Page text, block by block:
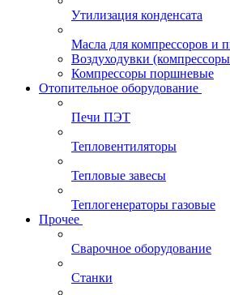
Утилизация конденсата
Масла для компрессоров и
Воздуходувки
Компрессоры поршневые
Отопительное оборудование
Печи ПЭТ
Тепловентиляторы
Тепловые завесы
Теплогенераторы газовые
Прочее
Сварочное оборудование
Станки